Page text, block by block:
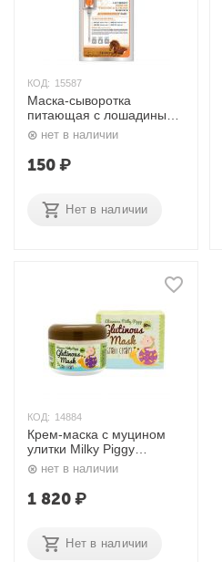
КОД: 15587
Маска-сыворотка
питающая с лошадиным
жиром Lap Therapy Horse
Oil Whitening & Nutrition
Ampoule Mask Pack 25
мл. Deoproce
нет в наличии
150₽
Нет в наличии
КОД: 14884
Крем-маска с муцином
улитки Milky Piggy
Glutinous Mask 80% Snail
Cream 100 мл. Elizavecca
нет в наличии
1 820₽
Нет в наличии